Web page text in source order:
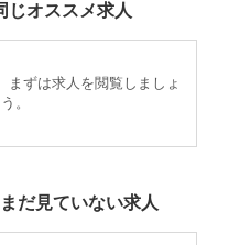
じオススメ求人
まずは求人を閲覧しましょ
う。
だ見ていない求人